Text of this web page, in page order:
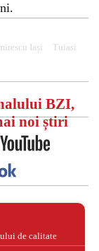
Iași
Tuiasi
BZI,
noi știri
de calitate